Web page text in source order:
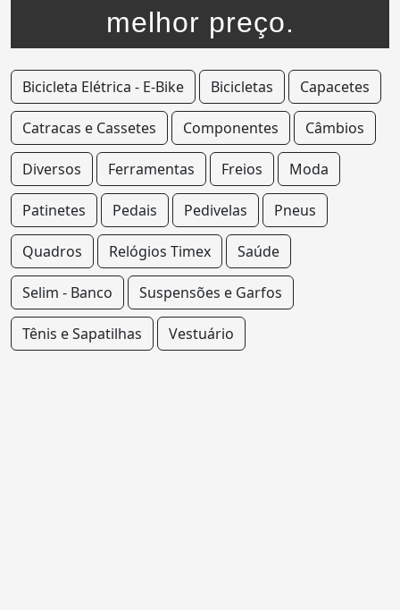
melhor preço.
Bicicleta Elétrica - E-Bike Bicicletas Capacetes
Catracas e Cassetes Componentes Câmbios
Diversos Ferramentas Freios Moda
Patinetes Pedais Pedivelas Pneus
Quadros Relógios Timex Saúde
Selim - Banco Suspensões e Garfos
Tênis e Sapatilhas Vestuário